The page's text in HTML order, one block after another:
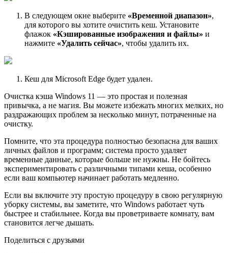
В следующем окне выберите «Временной диапазон»,
для которого вы хотите очистить кеш. Установите
флажок «Кэшированные изображения и файлы» и
нажмите «Удалить сейчас», чтобы удалить их.
Кеш для Microsoft Edge будет удален.
Очистка кэша Windows 11 — это простая и полезная
привычка, а не магия. Вы можете избежать многих мелких, но
раздражающих проблем за несколько минут, потраченные на
очистку.
Помните, что эта процедура полностью безопасна для ваших
личных файлов и программ; система просто удаляет
временные данные, которые больше не нужны. Не бойтесь
экспериментировать с различными типами кеша, особенно
если ваш компьютер начинает работать медленно.
Если вы включите эту простую процедуру в свою регулярную
уборку системы, вы заметите, что Windows работает чуть
быстрее и стабильнее. Когда вы проветриваете комнату, вам
становится легче дышать.
Поделиться с друзьями